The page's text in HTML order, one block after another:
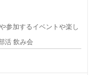
参加するイベントや楽し
活 飲み会